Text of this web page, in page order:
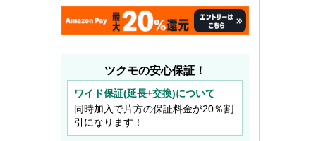
ツクモの安心保証！
ワイド保証(延長+交換)について
同時加入で片方の保証料金が20％割
引になります！